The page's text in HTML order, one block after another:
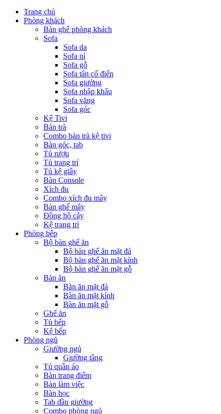
Trang chủ
Phòng khách
Bàn ghế phòng khách
Sofa
Sofa da
Sofa nỉ
Sofa gỗ
Sofa tân cổ điển
Sofa giường
Sofa nhập khẩu
Sofa văng
Sofa góc
Kệ Tivi
Bàn trà
Combo bàn trà kệ tivi
Bàn góc, tab
Tủ rượu
Tủ trang trí
Tủ kệ giầy
Bàn Console
Xích đu
Combo xích đu mây
Bàn ghế mây
Đồng hồ cây
Kệ trang trí
Phòng bếp
Bộ bàn ghế ăn
Bộ bàn ghế ăn mặt đá
Bộ bàn ghế ăn mặt kính
Bộ bàn ghế ăn mặt gỗ
Bàn ăn
Bàn ăn mặt đá
Bàn ăn mặt kính
Bàn ăn mặt gỗ
Ghế ăn
Tủ bếp
Kệ bếp
Phòng ngủ
Giường ngủ
Giường tầng
Tủ quần áo
Bàn trang điểm
Bàn làm việc
Bàn học
Tab đầu giường
Combo phòng ngủ